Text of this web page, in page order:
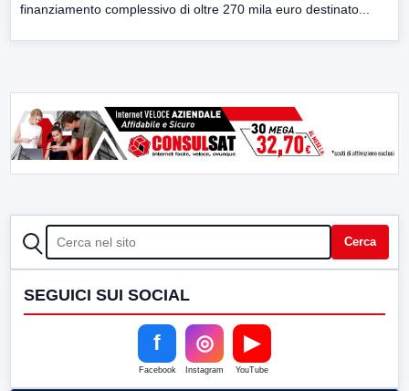
finanziamento complessivo di oltre 270 mila euro destinato...
CERCA Cerca
SEGUICI SUI SOCIAL
f
Facebook
◎
Instagram
▶
YouTube